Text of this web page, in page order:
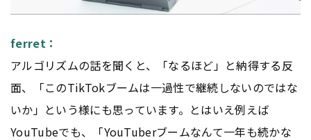
ferret：
アルゴリズムの話を聞くと、「なるほど」と納得する反
面、「このTikTokブームは一過性で継続しないのではな
いか」という様にも思っています。とはいえ例えば
YouTubeでも、「YouTuberブームなんて一年も続かな